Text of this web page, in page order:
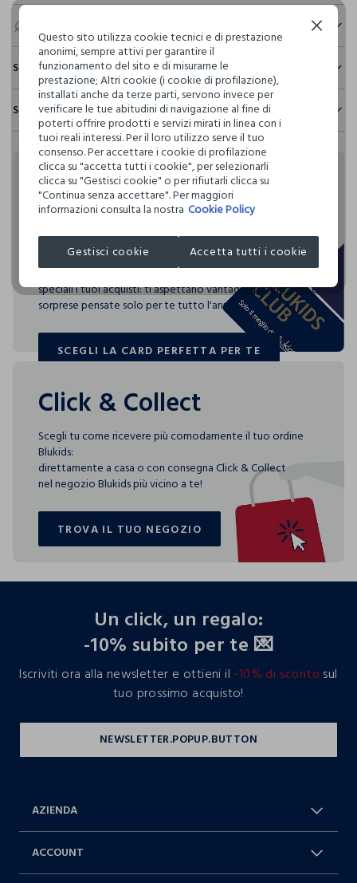
Composizione:
NON CANDEGGIARE
TEMPERATURA MASSIMA 40°C - PROCEDURA NORMALE
LAVAGGIO A SECCO PROFESSIONALE CON
TETRACLOROETILENE E TUTTI I SOLVENTI INDICATI CON IL
SEGNO F - PROCEDURA NORMALE
RIDOTTA
TEMPERATURA MASSIMA DELLA PIASTRA DEL FERRO
150°C
Consumo d'acqua
Per la realizzazione di questo capo sono stati
utilizzati1.673,57 litri dacqua
Emissioni di CO2
Per la realizzazione di questo capo sono stati
emessi5,39 kg di CO2
Indica quanto questo prodotto è facilmente
riciclabile
0.00
3 specifici indici consentono di scoprire, per ogni capo,
Sostenibilità e trasparenza
Sicurezza
Il 100% dei nostri articoli viene sottoposto a test chimico-
fisici, per verificarne il rispetto dei limiti che abbiamo
definito per l’uso di sostanze chimiche, talvolta anche più
restrittivi rispetto a quelli previsti dalla normativa
internazionale.
Clicca qui per vedere i dettagli
I nostri fornitori
REEDISHA TEXSTRIPE LIMITED
MADE IN BANGLADESH
Spedizione e resi
Hai fino a 30 giorni dalla consegna del tuo ordine online per
cambiare idea e restituire i prodotti che hai acquistato.
Rendi speciali i tuoi
acquisti
Blukids card e Blukids Club sono le carte fedeltà che
rendono
speciali i tuoi acquisti: ti aspettano vantaggi, promozioni e
sorprese pensate solo per te tutto l'anno!
SCEGLI LA CARD PERFETTA PER TE
SCEGLI LA CARD PERFETTA PER TE
Click & Collect
Scegli tu come ricevere più comodamente il tuo ordine
Blukids:
direttamente a casa o con consegna Click & Collect
nel negozio Blukids più vicino a te!
TROVA IL TUO NEGOZIO
TROVA IL TUO NEGOZIO
Un click, un regalo:
-10% subito per te 💌
Iscriviti ora alla newsletter e ottieni il -10% di sconto sul
tuo prossimo acquisto!
AZIENDA
ACCOUNT
Questo sito utilizza cookie tecnici e di prestazione
anonimi, sempre attivi per garantire il
funzionamento del sito e di misurarne le
prestazione; Altri cookie (i cookie di profilazione),
installati anche da terze parti, servono invece per
verificare le tue abitudini di navigazione al fine di
poterti offrire prodotti e servizi mirati in linea con i
tuoi reali interessi. Per il loro utilizzo serve il tuo
consenso. Per accettare i cookie di profilazione
clicca su "accetta tutti i cookie", per selezionarli
clicca su "Gestisci cookie" o per rifiutarli clicca su
"Continua senza accettare". Per maggiori
informazioni consulta la nostra Cookie Policy
Gestisci cookie Accetta tutti i cookie
Continua senza accettare